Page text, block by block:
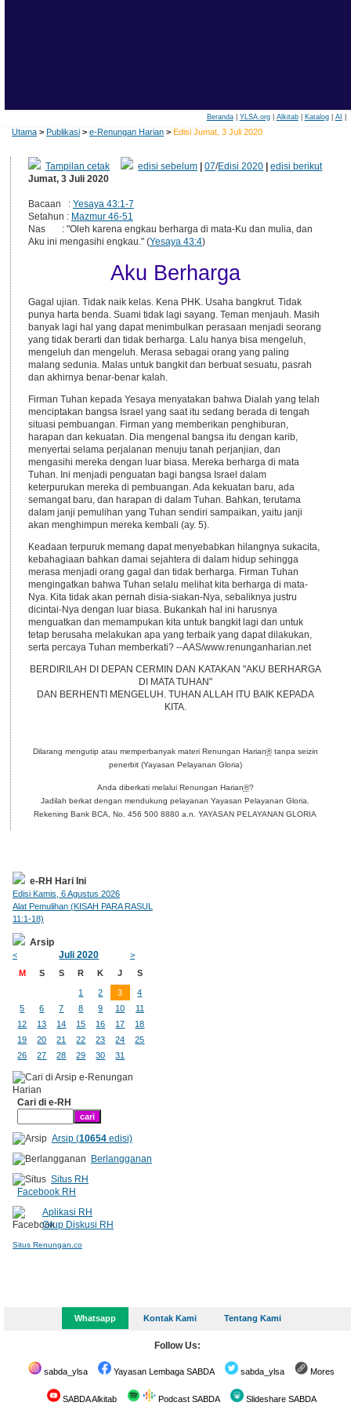
Beranda| YLSA.org| Alkitab| Katalog| AI
Utama > Publikasi > e-Renungan Harian > Edisi Jumat, 3 Juli 2020
Tampilan cetak edisi sebelum |07/Edisi 2020 |edisi berikut
Jumat, 3 Juli 2020
Bacaan : Yesaya 43:1-7
Setahun : Mazmur 46-51
Nas : "Oleh karena engkau berharga di mata-Ku dan mulia, dan
Aku ini mengasihi engkau." (Yesaya 43:4)
Aku Berharga
Gagal ujian. Tidak naik kelas. Kena PHK. Usaha bangkrut. Tidak
punya harta benda. Suami tidak lagi sayang. Teman menjauh. Masih
banyak lagi hal yang dapat menimbulkan perasaan menjadi seorang
yang tidak berarti dan tidak berharga. Lalu hanya bisa mengeluh,
mengeluh dan mengeluh. Merasa sebagai orang yang paling
malang sedunia. Malas untuk bangkit dan berbuat sesuatu, pasrah
dan akhirnya benar-benar kalah.
Firman Tuhan kepada Yesaya menyatakan bahwa Dialah yang telah
menciptakan bangsa Israel yang saat itu sedang berada di tengah
situasi pembuangan. Firman yang memberikan penghiburan,
harapan dan kekuatan. Dia mengenal bangsa itu dengan karib,
menyertai selama perjalanan menuju tanah perjanjian, dan
mengasihi mereka dengan luar biasa. Mereka berharga di mata
Tuhan. Ini menjadi penguatan bagi bangsa Israel dalam
keterpurukan mereka di pembuangan. Ada kekuatan baru, ada
semangat baru, dan harapan di dalam Tuhan. Bahkan, terutama
dalam janji pemulihan yang Tuhan sendiri sampaikan, yaitu janji
akan menghimpun mereka kembali (ay. 5).
Keadaan terpuruk memang dapat menyebabkan hilangnya sukacita,
kebahagiaan bahkan damai sejahtera di dalam hidup sehingga
merasa menjadi orang gagal dan tidak berharga. Firman Tuhan
mengingatkan bahwa Tuhan selalu melihat kita berharga di mata-
Nya. Kita tidak akan pernah disia-siakan-Nya, sebaliknya justru
dicintai-Nya dengan luar biasa. Bukankah hal ini harusnya
menguatkan dan memampukan kita untuk bangkit lagi dan untuk
tetap berusaha melakukan apa yang terbaik yang dapat dilakukan,
serta percaya Tuhan memberkati? --AAS/www.renunganharian.net
BERDIRILAH DI DEPAN CERMIN DAN KATAKAN "AKU BERHARGA
DI MATA TUHAN"
DAN BERHENTI MENGELUH. TUHAN ALLAH ITU BAIK KEPADA
KITA.
Dilarang mengutip atau memperbanyak materi Renungan Harian®tanpa seizin
penerbit (Yayasan Pelayanan Gloria)
Anda diberkati melalui Renungan Harian®?
Jadilah berkat dengan mendukung pelayanan Yayasan Pelayanan Gloria.
Rekening Bank BCA, No. 456 500 8880 a.n. YAYASAN PELAYANAN GLORIA
e-RH Hari Ini
Edisi Kamis, 6 Agustus 2026
Alat Pemulihan (KISAH PARA RASUL
11:1-18)
Arsip
< Juli 2020
>
M
S S R K J S
1 2 3
4
5
6 7 8 9 10
11
12
13 14 15 16 17
18
19
20 21 22 23 24
25
26
27 28 29 30 31
Cari di e-RH
Arsip (10654edisi)
Berlangganan
Situs RH
Facebook RH
Aplikasi RH
Grup Diskusi RH
Situs Renungan.co
Whatsapp Kontak Kami Tentang Kami
Follow Us:
sabda_ylsa Yayasan Lembaga SABDA sabda_ylsa Mores
SABDA Alkitab Podcast SABDA Slideshare SABDA